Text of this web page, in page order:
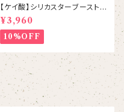
【ケイ酸】シリカスターブースト 1
kg
¥3,960
10%OFF